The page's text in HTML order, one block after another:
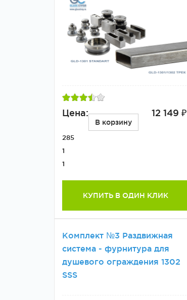
Цена: 12 149 ₽
В корзину
285
1
1
КУПИТЬ В ОДИН КЛИК
Комплект №3 Раздвижная
система - фурнитура для
душевого ограждения 1302
SSS